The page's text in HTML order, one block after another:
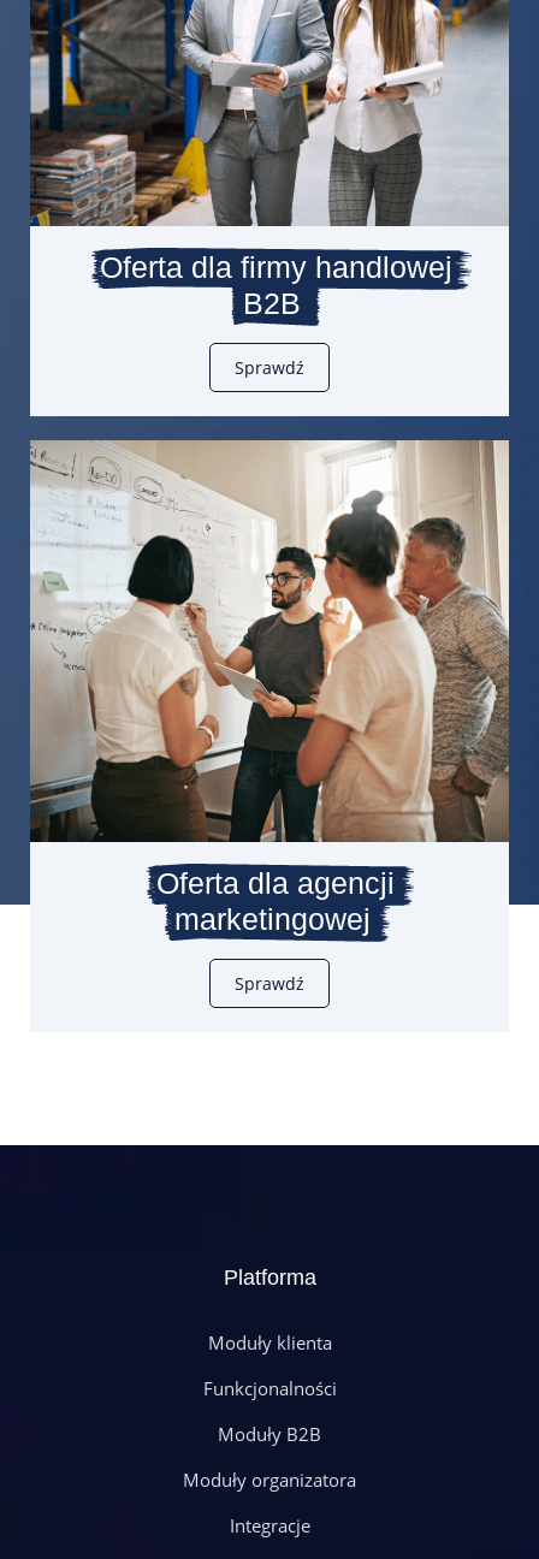
Oferta dla firmy handlowej
B2B
Sprawdź
Oferta dla agencji
marketingowej
Sprawdź
Platforma
Moduły klienta
Funkcjonalności
Moduły B2B
Moduły organizatora
Integracje